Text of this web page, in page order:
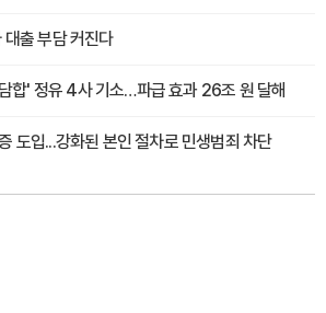
출 부담 커진다
합' 정유 4사 기소…파급 효과 26조 원 달해
도입...강화된 본인 절차로 민생범죄 차단